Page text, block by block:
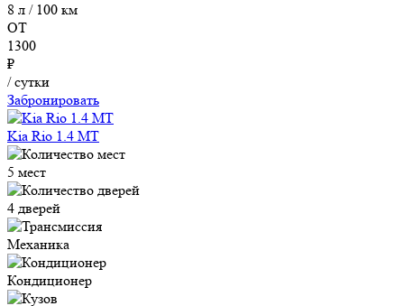
8 л / 100 км
ОТ
1300
₽
/ сутки
Забронировать
Kia Rio 1.4 MT
5 мест
4 дверей
Механика
Кондиционер